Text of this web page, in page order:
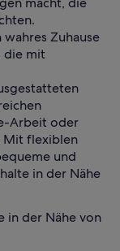
Zuhause
die mit
Arbeit oder
Mit flexiblen
und
in der Nähe
in der Nähe von